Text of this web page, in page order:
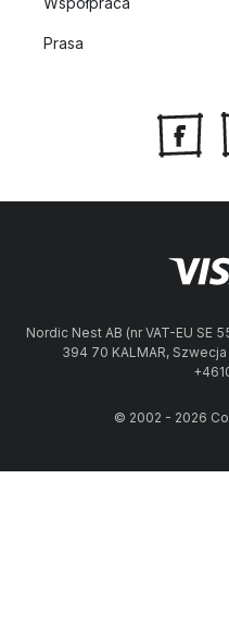
Prasa
Nordic Nest AB (nr VAT-EU SE
394 70 KALMAR,
© 2002 - 2026